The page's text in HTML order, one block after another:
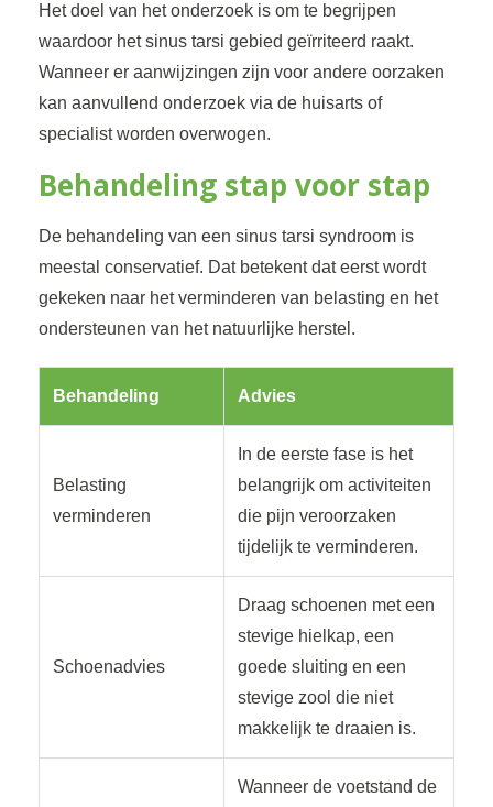
Het doel van het onderzoek is om te begrijpen
waardoor het sinus tarsi gebied geïrriteerd raakt.
Wanneer er aanwijzingen zijn voor andere oorzaken
kan aanvullend onderzoek via de huisarts of
specialist worden overwogen.
Behandeling stap voor stap
De behandeling van een sinus tarsi syndroom is
meestal conservatief. Dat betekent dat eerst wordt
gekeken naar het verminderen van belasting en het
ondersteunen van het natuurlijke herstel.
Behandeling Advies
Belasting
verminderen
In de eerste fase is het
belangrijk om activiteiten
die pijn veroorzaken
tijdelijk te verminderen.
Schoenadvies
Draag schoenen met een
stevige hielkap, een
goede sluiting en een
stevige zool die niet
makkelijk te draaien is.
Wanneer de voetstand de